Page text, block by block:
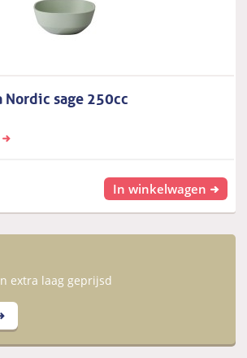
Nordic sage 250cc
In winkelwagen
extra laag geprijsd